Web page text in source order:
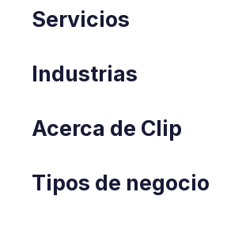
Servicios
Industrias
Acerca de Clip
Tipos de negocio